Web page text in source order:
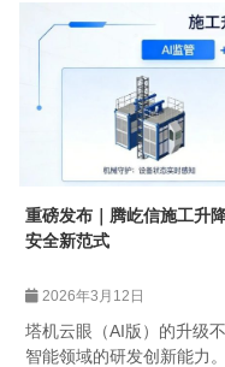
重磅发布｜腾屹信施工升
安全新范式
2026年3月12日
塔机云眼（AI版）的升级
智能领域的研发创新能力